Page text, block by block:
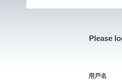
Please
用戶名